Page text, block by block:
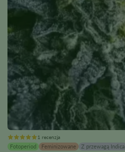
1 recenzja
Fotoperiod Feminizowane Z przewagą Indica